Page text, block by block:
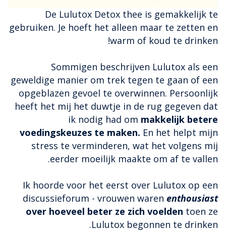
De Lulutox Detox thee is gemakkelijk te
gebruiken. Je hoeft het alleen maar te zetten en
warm of koud te drinken!
Sommigen beschrijven Lulutox als een
geweldige manier om trek tegen te gaan of een
opgeblazen gevoel te overwinnen. Persoonlijk
heeft het mij het duwtje in de rug gegeven dat
ik nodig had om makkelijk betere
voedingskeuzes te maken. En het helpt mijn
stress te verminderen, wat het volgens mij
eerder moeilijk maakte om af te vallen.
Ik hoorde voor het eerst over Lulutox op een
discussieforum - vrouwen waren enthousiast
over hoeveel beter ze zich voelden toen ze
Lulutox begonnen te drinken.